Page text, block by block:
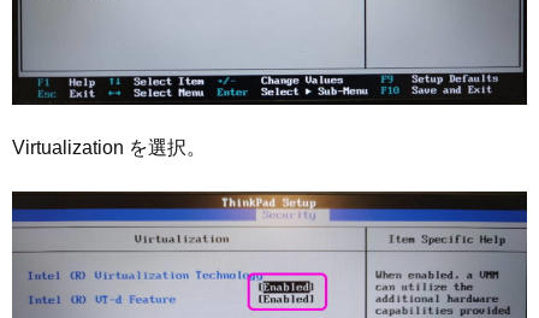
Virtualization を選択。